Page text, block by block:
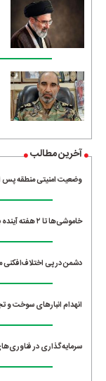
آخرین مطالب
وضعیت امنیتی منطقه پس
خاموشی‌ها تا ۲ هفته آینده به حداقل می‌رسد
دشمن در پی اختلاف‌افکنی
انهدام انبارهای سوخت و
سرمایه‌گذاری در